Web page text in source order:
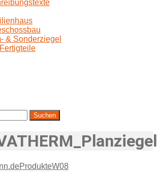
& Sonderziegel
ProdukteW08